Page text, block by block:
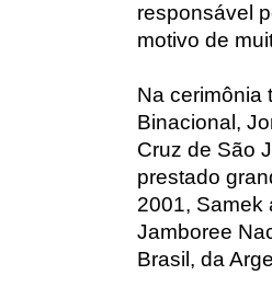
responsável
motivo de
Na cerimônia
Binacional,
Cruz de São
prestado
2001, Samek
Jamboree
Brasil, da